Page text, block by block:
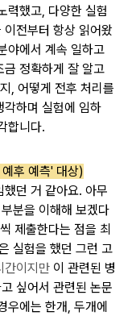
력했고, 다양한 실험
이전부터 항상 읽어왔
야에서 계속 일하고
금 정확하게 잘 알고
, 어떻게 전후 처리를
각하며 실험에 임하
합니다.
후 예측' 대상)
했던 거 같아요. 아무
분을 이해해 보겠다
제출한다는 점을 최
실험을 했던 그런 고
간이지만 이 관련된 병
싶어서 관련된 논문
우에는 한개, 두개에